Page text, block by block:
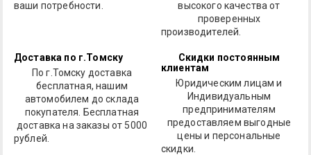
ваши потребности.
высокого качества от
проверенных
производителей.
Доставка по г.Томску
По г.Томску доставка
бесплатная, нашим
автомобилем до склада
покупателя. Бесплатная
доставка на заказы от 5000
рублей.
Скидки постоянным
клиентам
Юридическим лицам и
Индивидуальным
предпринимателям
предоставляем выгодные
цены и персональные
скидки.